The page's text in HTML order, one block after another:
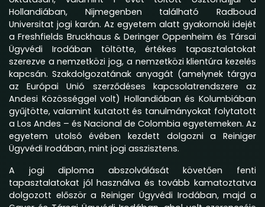
Hollandiában, Nijmegenben található Radboud
Universitat jogi karán. Az egyetem alatt gyakornoki idejét
a Freshfields Bruckhaus & Deringer Oppenheim és Társai
Ügyvédi Irodában töltötte, értékes tapasztalatokat
szerezve a nemzetközi jog, a nemzetközi klientúra kezelés
kapcsán. Szakdolgozatának anyagát (amelynek tárgya
az Európai Unió szerződéses kapcsolatrendszere az
Andesi Közösséggel volt) Hollandiában és Kolumbiában
gyűjtötte, valamint kutatott és tanulmányokat folytatott
a Los Andes – és Nacional de Colombia egyetemeken. Az
egyetem utolsó évében kezdett dolgozni a Reiniger
Ügyvédi Irodában, mint jogi asszisztens.
A jogi diploma abszolválását követően fenti
tapasztalatokat jól használva és tovább kamatoztatva
dolgozott először a Reiniger Ügyvédi Irodában, majd a